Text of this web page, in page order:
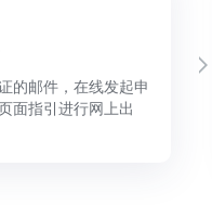
的邮件，在线发起申
面指引进行网上出